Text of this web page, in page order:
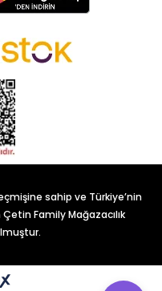
sahip ve Türkiye’nin
Family Mağazacılık